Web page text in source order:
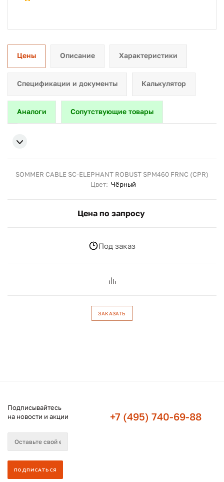
Цены Описание Характеристики
Спецификации и документы Калькулятор
Аналоги Сопутствующие товары
SOMMER CABLE SC-ELEPHANT ROBUST SPM460 FRNC (CPR)
Цвет: Чёрный
Цена по запросу
Под заказ
ЗАКАЗАТЬ
Подписывайтесь
на новости и акции
+7 (495) 740-69-88